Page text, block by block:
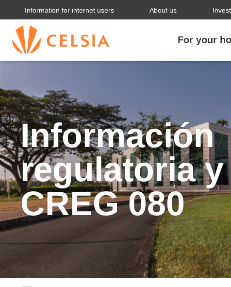
Information for internet users About us
For your
Información
regulatoria y
CREG 080